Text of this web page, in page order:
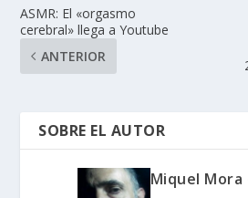
ASMR: El «orgasmo
cerebral» llega a Youtube
ANTERIOR
SOBRE EL AUTOR
Miquel